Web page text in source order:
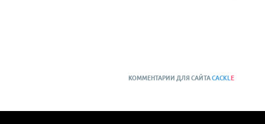
КОММЕНТАРИИ ДЛЯ САЙТАCACKL E